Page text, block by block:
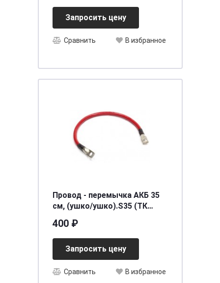
Запросить цену
Сравнить В избранное
Провод - перемычка АКБ 35
см, (ушко/ушко).S35 (ТК
400 ₽
Запросить цену
Сравнить В избранное